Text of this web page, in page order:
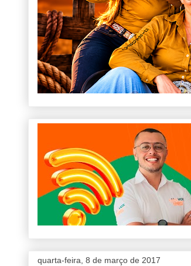
quarta-feira, 8 de março de 2017